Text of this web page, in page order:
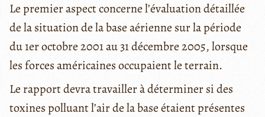
Le premier aspect concerne l’évaluation détaillée
de la situation de la base aérienne sur la période
du 1er octobre 2001 au 31 décembre 2005, lorsque
les forces américaines occupaient le terrain.
Le rapport devra travailler à déterminer si des
toxines polluant l’air de la base étaient présentes